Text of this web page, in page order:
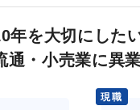
年を大切にした
・小売業に異業
現職